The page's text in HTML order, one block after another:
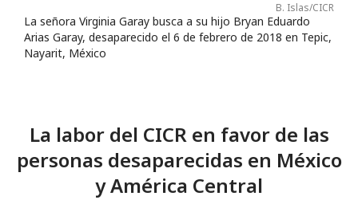
B. Islas/CICR
La señora Virginia Garay busca a su hijo Bryan Eduardo
Arias Garay, desaparecido el 6 de febrero de 2018 en Tepic,
Nayarit, México
La labor del CICR en favor de las
personas desaparecidas en México
y América Central